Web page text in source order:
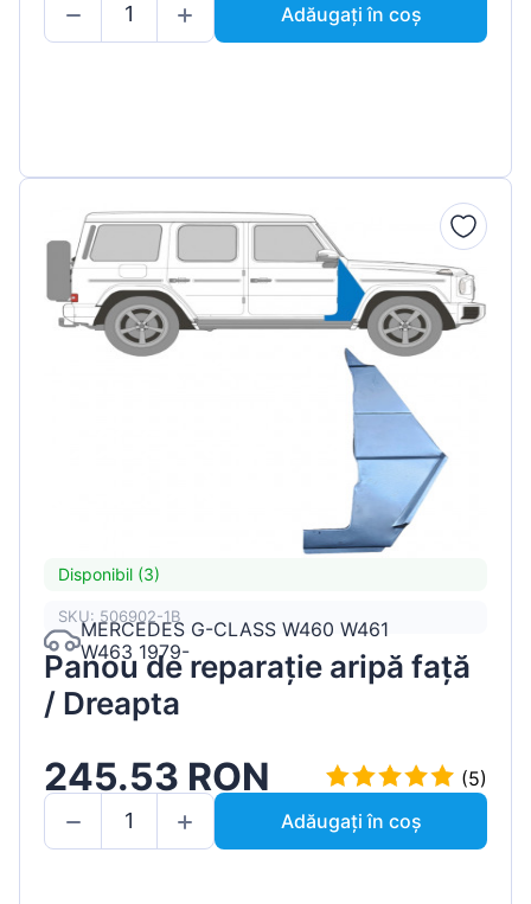
Adăugați în coș
Disponibil (3)
SKU: 506902-1B
MERCEDES G-CLASS W460 W461
W463 1979-
Panou de reparație aripă față
/ Dreapta
245.53 RON
(5)
Adăugați în coș